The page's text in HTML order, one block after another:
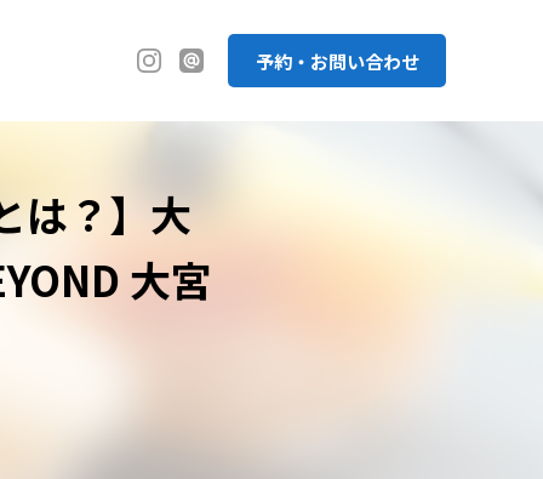
予約・お問い合わせ
は？】大
大宮